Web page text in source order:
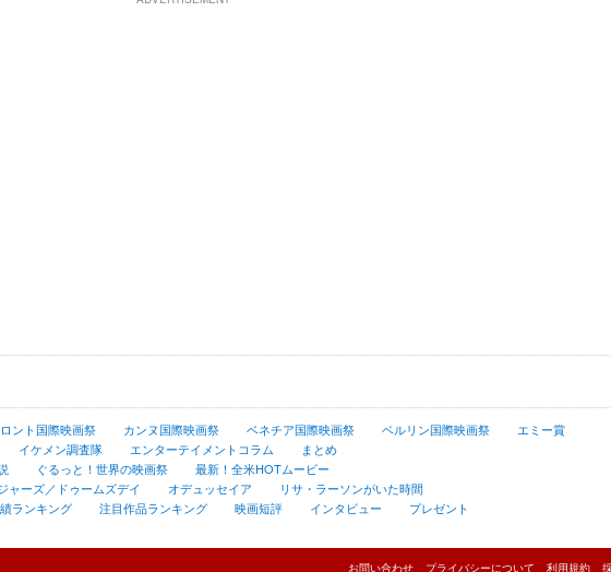
ロント国際映画祭 カンヌ国際映画祭 ベネチア国際映画祭 ベルリン国際映画祭
エミー賞
イケメン調査隊 エンターテイメントコラム
まとめ
ぐるっと！世界の映画祭
最新！全米HOTムービー
ャーズ／ドゥームズデイ オデュッセイア
リサ・ラーソンがいた時間
ランキング 注目作品ランキング 映画短評 インタビュー
プレゼント
お問い合わせ プライバシーについて 利用規約